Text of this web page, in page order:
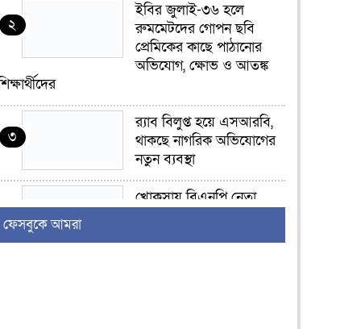
২
ইবির জুলাই-৩৬ হলে
রুমমেটদের গোপন ছবি
প্রেমিকের কাছে পাঠানোর
অভিযোগ, ক্ষোভ ও আতঙ্ক
৩
র‍্যাব বিলুপ্ত হয়ে এসআরবি,
থাকছে নাগরিক অভিযোগের
নতুন ব্যবস্থা
৪
খোকসায় বিএনপি নেতা
ফেসবুকে আমরা